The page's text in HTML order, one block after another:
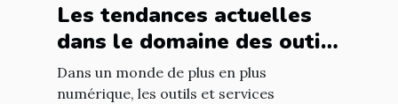
Les tendances actuelles
dans le domaine des outils
et services numériques
Dans un monde de plus en plus
numérique, les outils et services